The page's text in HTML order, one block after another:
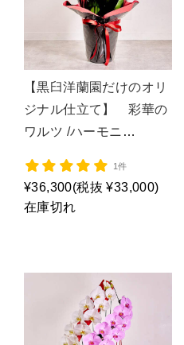
【黒臼洋蘭園だけのオリ
ジナル仕立て】 彩華の
ワルツ /ハーモニ
1件
¥36,300(税抜 ¥33,000)
在庫切れ